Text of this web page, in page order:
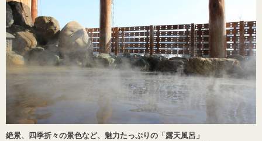
絶景、四季折々の景色など、魅力たっぷりの「露天風呂」